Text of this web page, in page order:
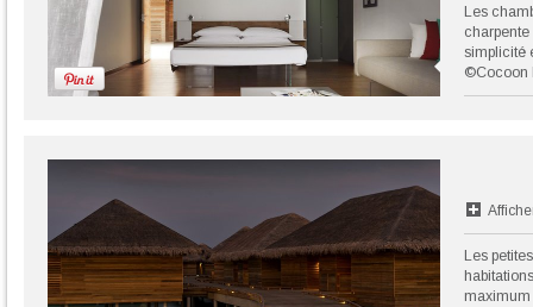
Les
simplicité
©Cocoon
Les
maximum